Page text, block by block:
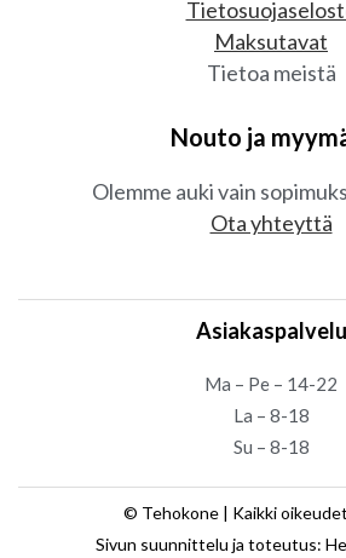
Maksutavat
Tietoa meistä
Nouto ja
Olemme auki vain
Ota yhteyttä
Asiakaspalvelu
Ma – Pe – 14-22
La – 8-18
Su – 8-18
© Tehokone | Kaikki
Sivun suunnittelu ja toteutus: